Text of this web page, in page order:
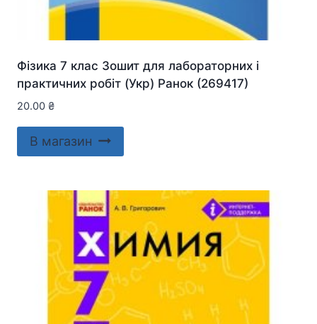
Фізика 7 клас Зошит для лабораторних і
практичних робіт (Укр) Ранок (269417)
20.00 ₴
В магазин